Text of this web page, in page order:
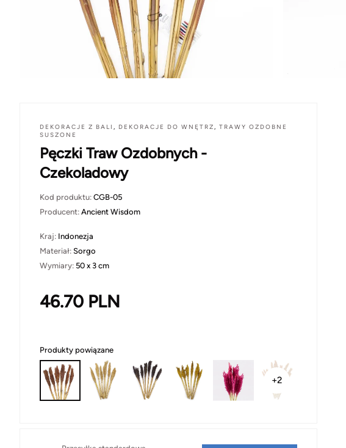
DEKORACJE Z BALI , DEKORACJE DO WNĘTRZ, TRAWY OZDOBNE
SUSZONE
Pęczki Traw Ozdobnych -
Czekoladowy
Kod produktu: CGB-05
Producent: Ancient Wisdom
Kraj: Indonezja
Materiał: Sorgo
Wymiary: 50 x 3 cm
46.70 PLN
Produkty powiązane
+2